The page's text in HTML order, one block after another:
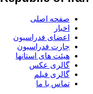
صفحه اصلی
اخبار
اعضای فدراسیون
چارت فدراسیون
هیئت های استانها
گالری عکس
گالری فیلم
تماس با ما